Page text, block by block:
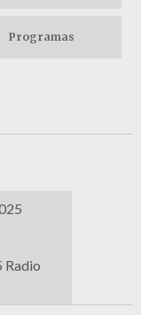
Programas
Radio